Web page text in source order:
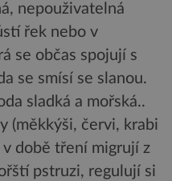
nepouživatelná
řek nebo v
se občas spojují s
se smísí se slanou.
sladká a mořská..
(měkkýši, červi, krabi
době tření migrují z
pstruzi, regulují si